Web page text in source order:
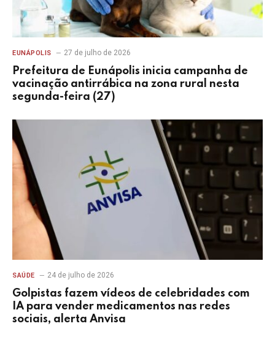
EUNÁPOLIS 27 de julho de 2026
Prefeitura de Eunápolis inicia campanha de
vacinação antirrábica na zona rural nesta
segunda-feira (27)
SAÚDE 24 de julho de 2026
Golpistas fazem vídeos de celebridades com
IA para vender medicamentos nas redes
sociais, alerta Anvisa